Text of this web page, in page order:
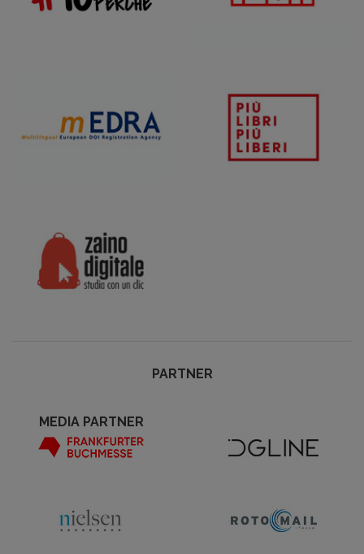
PARTNER
MEDIA PARTNER